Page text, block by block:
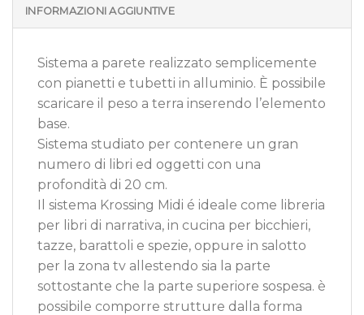
INFORMAZIONI AGGIUNTIVE
Sistema a parete realizzato semplicemente
con pianetti e tubetti in alluminio. È possibile
scaricare il peso a terra inserendo l’elemento
base.
Sistema studiato per contenere un gran
numero di libri ed oggetti con una
profondità di 20 cm.
Il sistema Krossing Midi é ideale come libreria
per libri di narrativa, in cucina per bicchieri,
tazze, barattoli e spezie, oppure in salotto
per la zona tv allestendo sia la parte
sottostante che la parte superiore sospesa. è
possibile comporre strutture dalla forma